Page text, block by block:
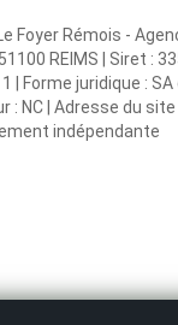
Rémois -
REIMS | Siret :
Forme juridique :
NC | Adresse du site :
indépendante